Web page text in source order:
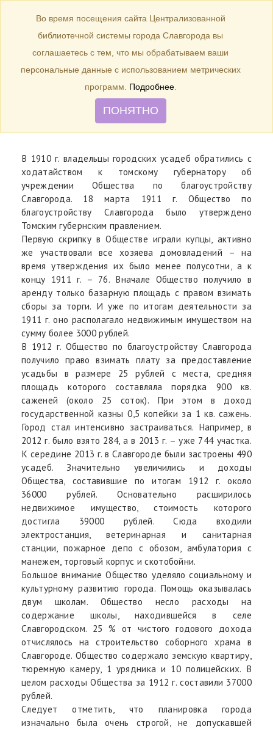
Toggle
navigation
БИБЛИОТЕКА
18 марта 1911 г. – 95 лет назад
было утверждено Общество по
благоустройству Славгорода
В 1910 г. владельцы городских усадеб обратились с
ходатайством к томскому губернатору об
учреждении Общества по благоустройству
Славгорода. 18 марта 1911 г. Общество по
благоустройству Славгорода было утверждено
Томским губернским правлением.
Первую скрипку в Обществе играли купцы, активно
же участвовали все хозяева домовладений – на
время утверждения их было менее полусотни, а к
концу 1911 г. – 76. Вначале Общество получило в
аренду только базарную площадь с правом взимать
сборы за торги. И уже по итогам деятельности за
1911 г. оно располагало недвижимым имуществом на
сумму более 3000 рублей.
В 1912 г. Общество по благоустройству Славгорода
получило право взимать плату за предоставление
усадьбы в размере 25 рублей с места, средняя
площадь которого составляла порядка 900 кв.
саженей (около 25 соток). При этом в доход
государственной казны 0,5 копейки за 1 кв. сажень.
Город стал интенсивно застраиваться. Например, в
2012 г. было взято 284, а в 2013 г. – уже 744 участка.
К середине 2013 г. в Славгороде были застроены 490
усадеб. Значительно увеличились и доходы
Общества, составившие по итогам 1912 г. около
36000 рублей. Основательно расширилось
недвижимое имущество, стоимость которого
достигла 39000 рублей. Сюда входили
электростанция, ветеринарная и санитарная
станции, пожарное депо с обозом, амбулатория с
манежем, торговый корпус и скотобойни.
Большое внимание Общество уделяло социальному и
культурному развитию города. Помощь оказывалась
двум школам. Общество несло расходы на
содержание школы, находившейся в селе
Славгородском. 25 % от чистого годового дохода
отчислялось на строительство соборного храма в
Славгороде. Общество содержало земскую квартиру,
тюремную камеру, 1 урядника и 10 полицейских. В
целом расходы Общества за 1912 г. составили 37000
рублей.
Следует отметить, что планировка города
изначально была очень строгой, не допускавшей
Во время посещения сайта Централизованной
библиотечной системы города Славгорода вы
соглашаетесь с тем, что мы обрабатываем ваши
персональные данные с использованием метрических
программ. Подробнее.
ПОНЯТНО